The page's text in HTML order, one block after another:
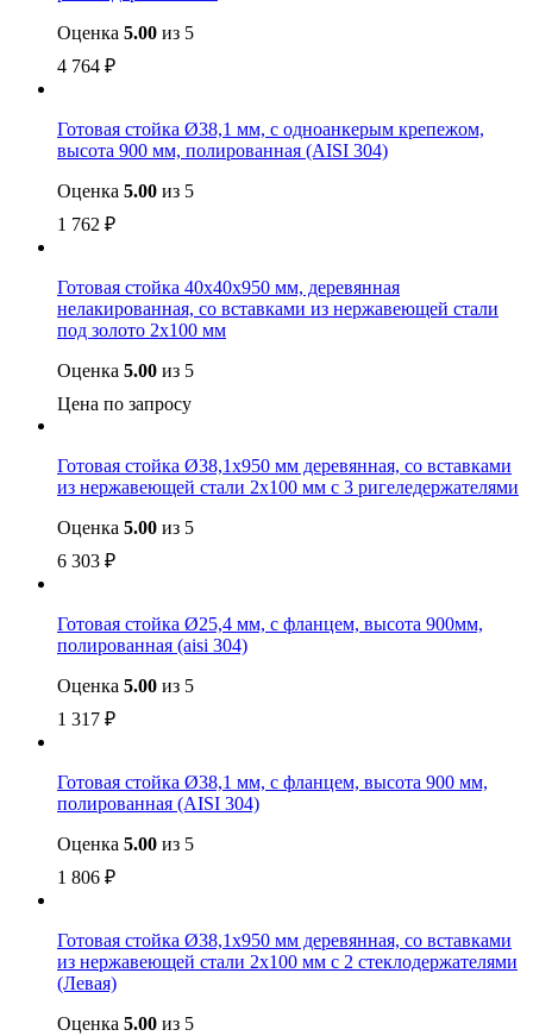
Оценка 5.00 из 5
4 764 ₽
Готовая стойка Ø38,1 мм, с одноанкерым крепежом,
высота 900 мм, полированная (AISI 304)
Оценка 5.00 из 5
1 762 ₽
Готовая стойка 40х40х950 мм, деревянная
нелакированная, со вставками из нержавеющей стали
под золото 2х100 мм
Оценка 5.00 из 5
Цена по запросу
Готовая стойка Ø38,1х950 мм деревянная, со вставками
из нержавеющей стали 2х100 мм с 3 ригеледержателями
Оценка 5.00 из 5
6 303 ₽
Готовая стойка Ø25,4 мм, с фланцем, высота 900мм,
полированная (aisi 304)
Оценка 5.00 из 5
1 317 ₽
Готовая стойка Ø38,1 мм, с фланцем, высота 900 мм,
полированная (AISI 304)
Оценка 5.00 из 5
1 806 ₽
Готовая стойка Ø38,1х950 мм деревянная, со вставками
из нержавеющей стали 2х100 мм с 2 стеклодержателями
(Левая)
Оценка 5.00 из 5